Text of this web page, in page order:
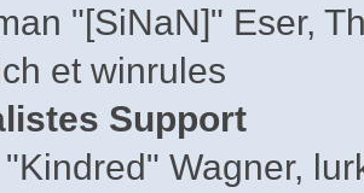
"[SiNaN]" Eser,
et winrules
Support
Wagner,